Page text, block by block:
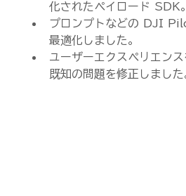
化されたペイロード SDK。
プロンプトなどの DJI
最適化しました。
ユーザーエクスペリエン
既知の問題を修正しました